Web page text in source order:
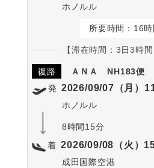
ホノルル
所要時間：16
【滞在時間：3日3時
復路 ＡＮＡ
NH183便
発 2026/09/07（月）
ホノルル
8時間15分
着 2026/09/08（火）
成田国際空港